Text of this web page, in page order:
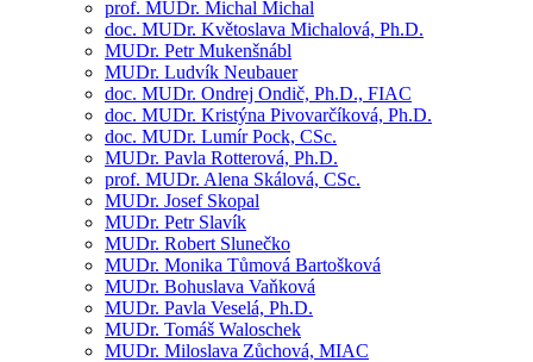
prof. MUDr. Michal Michal
doc. MUDr. Květoslava Michalová, Ph.D.
MUDr. Petr Mukenšnábl
MUDr. Ludvík Neubauer
doc. MUDr. Ondrej Ondič, Ph.D., FIAC
doc. MUDr. Kristýna Pivovarčíková, Ph.D.
doc. MUDr. Lumír Pock, CSc.
MUDr. Pavla Rotterová, Ph.D.
prof. MUDr. Alena Skálová, CSc.
MUDr. Josef Skopal
MUDr. Petr Slavík
MUDr. Robert Slunečko
MUDr. Monika Tůmová Bartošková
MUDr. Bohuslava Vaňková
MUDr. Pavla Veselá, Ph.D.
MUDr. Tomáš Waloschek
MUDr. Miloslava Zůchová, MIAC